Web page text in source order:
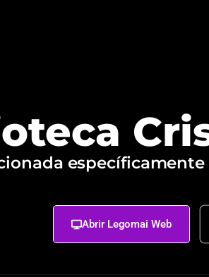
Abrir Legomai Web